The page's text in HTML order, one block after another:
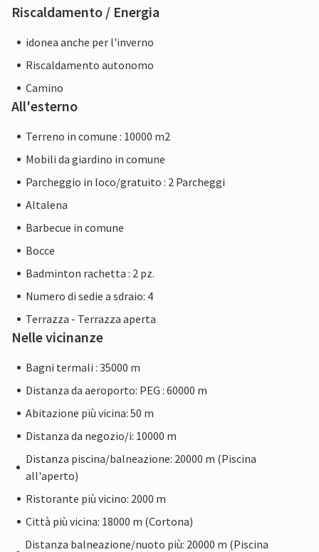
Riscaldamento / Energia
idonea anche per l'inverno
Riscaldamento autonomo
Camino
All'esterno
Terreno in comune : 10000 m2
Mobili da giardino in comune
Parcheggio in loco/gratuito : 2 Parcheggi
Altalena
Barbecue in comune
Bocce
Badminton rachetta : 2 pz.
Numero di sedie a sdraio: 4
Terrazza - Terrazza aperta
Nelle vicinanze
Bagni termali : 35000 m
Distanza da aeroporto: PEG : 60000 m
Abitazione più vicina: 50 m
Distanza da negozio/i: 10000 m
Distanza piscina/balneazione: 20000 m (Piscina
all'aperto)
Ristorante più vicino: 2000 m
Città più vicina: 18000 m (Cortona)
Distanza balneazione/nuoto più: 20000 m (Piscina